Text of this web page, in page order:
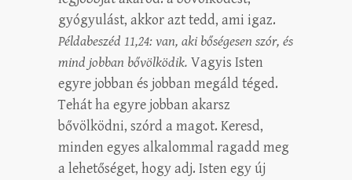
gyógyulást, akkor azt tedd, ami igaz.
Példabeszéd 11,24: van, aki bőségesen szór, és
mind jobban bővölködik. Vagyis Isten
egyre jobban és jobban megáld téged.
Tehát ha egyre jobban akarsz
bővölködni, szórd a magot. Keresd,
minden egyes alkalommal ragadd meg
a lehetőséget, hogy adj. Isten egy új